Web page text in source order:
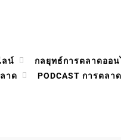
ลน์ กลยุทธ์การตลาดออ
าด PODCAST การตลา